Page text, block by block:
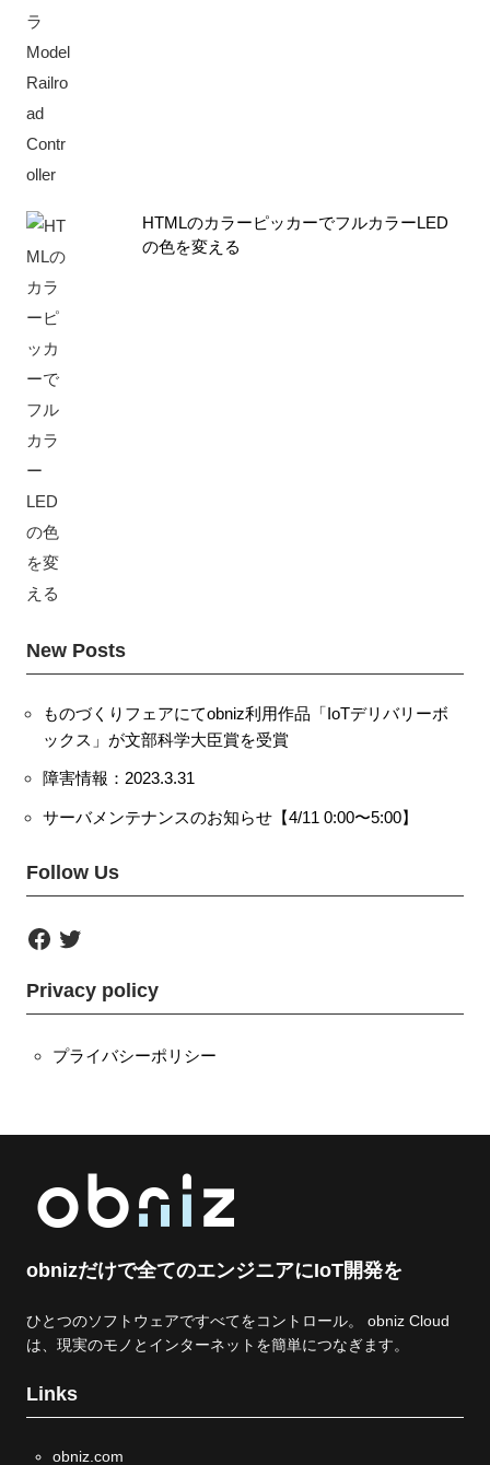
HTMLのカラーピッカーでフルカラーLED
の色を変える
New Posts
ものづくりフェアにてobniz利用作品「IoTデリバリーボ
ックス」が文部科学大臣賞を受賞
障害情報：2023.3.31
サーバメンテナンスのお知らせ【4/11 0:00〜5:00】
Follow Us
F
a
e
b
o
T
w
t
e
Privacy policy
プライバシーポリシー
obnizだけで全てのエンジニアにIoT開発を
ひとつのソフトウェアですべてをコントロール。 obniz Cloud
は、現実のモノとインターネットを簡単につなぎます。
Links
obniz.com